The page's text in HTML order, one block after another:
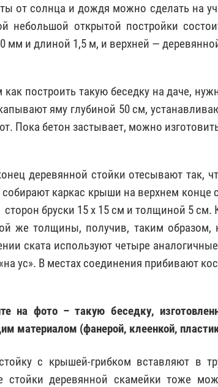
от солнца и дождя можно сделать на
небольшой открытой постройки
мм и длиной 1,5 м, и верхней —
как построить такую беседку на даче,
яму глубиной 50 см,
Пока бетон застывает, можно
деревянной стойки отесывают так,
каркас крыши на верхнем конце
сторон бруски 15 х 15 см и толщиной 5
же толщины, получив, таким образом,
ската используют четыре
ус». В местах соединения прибивают
на фото – такую беседку,
материалом (фанерой, клеенкой,
с крышей-грибком вставляют в
стойки деревянной скамейки тоже